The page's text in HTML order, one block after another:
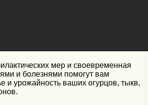
мер и своевременная
и болезнями помогут вам
и урожайность ваших огурцов, тыкв,